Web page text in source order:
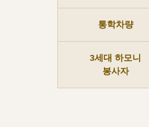
통학차량
3세대 하모니
봉사자